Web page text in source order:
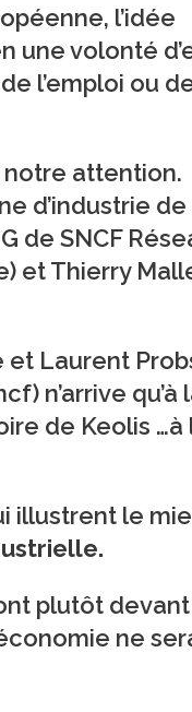
l’idée
une volonté
l’emploi ou
notre attention.
d’industrie de
de SNCF
et Thierry
et Laurent
n’arrive qu’à
de Keolis …à
illustrent le
plutôt devant
ne